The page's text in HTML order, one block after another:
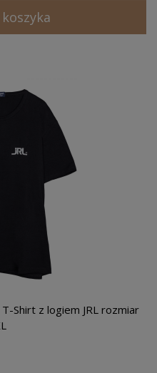
Shirt z logiem JRL rozmiar